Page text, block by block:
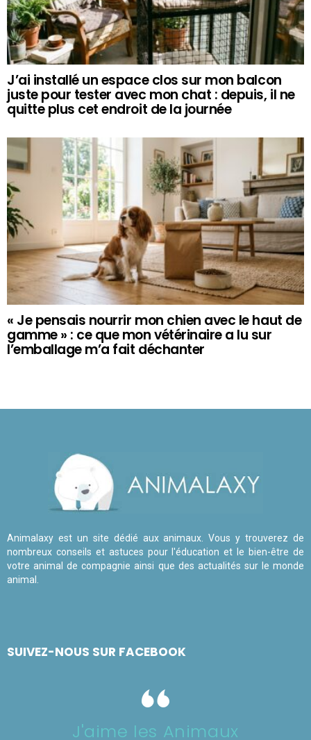
J’ai installé un espace clos sur mon balcon
juste pour tester avec mon chat : depuis, il ne
quitte plus cet endroit de la journée
« Je pensais nourrir mon chien avec le haut de
gamme » : ce que mon vétérinaire a lu sur
l’emballage m’a fait déchanter
Animalaxy est un site dédié aux animaux. Vous y trouverez de
nombreux conseils et astuces pour l'éducation et le bien-être de
votre animal de compagnie ainsi que des actualités sur le monde
animal.
SUIVEZ-NOUS SUR FACEBOOK
J'aime les Animaux